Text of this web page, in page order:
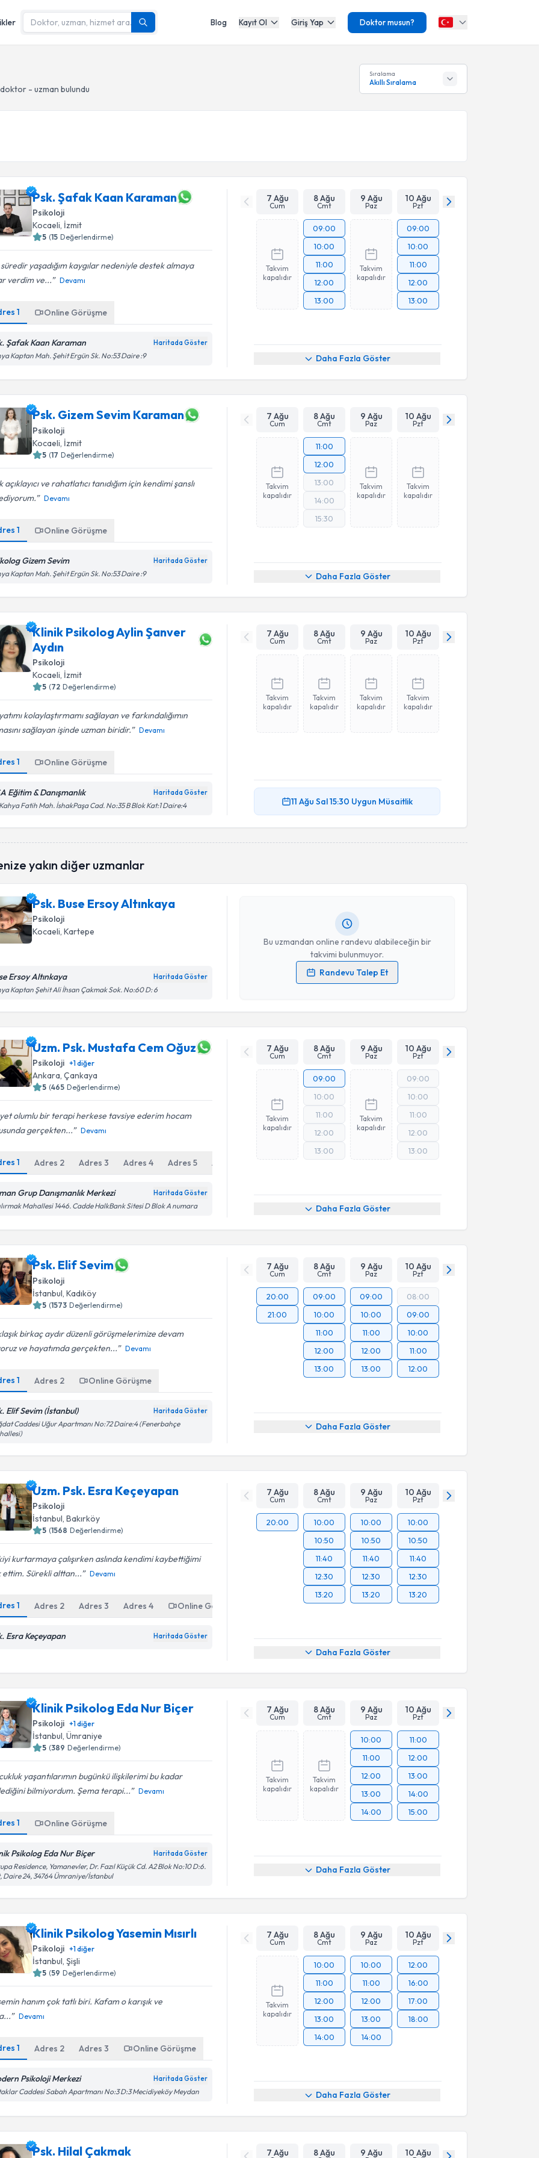
Blog Kayıt Ol Giriş Yap Doktor musun?
- uzman bulundu
Sıralama
Akıllı Sıralama
Psk. Şafak Kaan Karaman
Psikoloji
Kocaeli, İzmit
5 (15 Değerlendirme)
yaşadığım kaygılar nedeniyle destek almaya
verdim ve...
Devamı
1 Online Görüşme
Şafak Kaan Karaman Haritada Göster
Kaptan Mah. Şehit Ergün Sk. No:53 Daire :9
7 Ağu
Cum
8 Ağu
Cmt
9 Ağu
Paz
10 Ağu
Pzt
Takvim
kapalıdır
09:00
10:00
11:00
12:00
13:00
Takvim
kapalıdır
09:00
10:00
11:00
12:00
13:00
Daha Fazla Göster
Psk. Gizem Sevim Karaman
Psikoloji
Kocaeli , İzmit
5 (17 Değerlendirme)
açıklayıcı ve rahatlatıcı tanıdığım için kendimi şanslı
Devamı
1 Online Görüşme
Gizem Sevim Haritada Göster
Kaptan Mah. Şehit Ergün Sk. No:53 Daire :9
7 Ağu
Cum
8 Ağu
Cmt
9 Ağu
Paz
10 Ağu
Pzt
Takvim
kapalıdır
11:00
12:00
13:00
14:00
15:30
Takvim
kapalıdır
Takvim
kapalıdır
Daha Fazla Göster
Klinik Psikolog Aylin Şanver
Aydın
Psikoloji
Kocaeli, İzmit
5 (72 Değerlendirme)
kolaylaştırmamı sağlayan ve farkındalığımın
sağlayan işinde uzman biridir.
Devamı
1 Online Görüşme
Eğitim & Danışmanlık Haritada Göster
Fatih Mah. İshakPaşa Cad. No:35 B Blok Kat:1 Daire:4
7 Ağu
Cum
8 Ağu
Cmt
9 Ağu
Paz
10 Ağu
Pzt
Takvim
kapalıdır
Takvim
kapalıdır
Takvim
kapalıdır
Takvim
kapalıdır
11 Ağu Sal15:30 Uygun Müsaitlik
yakın diğer uzmanlar
Psk. Buse Ersoy Altınkaya
Psikoloji
Kocaeli, Kartepe
Ersoy Altınkaya Haritada Göster
Kaptan Şehit Ali İhsan Çakmak Sok. No:60 D: 6
Bu uzmandan online randevu alabileceğin bir
takvimi bulunmuyor.
Randevu Talep Et
Kişisel verilerimin işlenmesine ilişkinAydınlatma Metni
işlenmesini kabul ediyorum.
Takvim Talebini Gönder
Uzm. Psk. Mustafa Cem Oğuz
Psikoloji +1diğer
Ankara, Çankaya
5 (465 Değerlendirme)
olumlu bir terapi herkese tavsiye ederim hocam
gerçekten...
Devamı
1 Adres 2 Adres3 Adres4 Adres5 Adres Online Görüşme
Grup Danışmanlık Merkezi Haritada Göster
Mahallesi 1446. Cadde HalkBank Sitesi D Blok A numara
7 Ağu
Cum
8 Ağu
Cmt
9 Ağu
Paz
10 Ağu
Pzt
Takvim
kapalıdır
09:00
10:00
11:00
12:00
13:00
Takvim
kapalıdır
09:00
10:00
11:00
12:00
13:00
Daha Fazla Göster
Psk. Elif Sevim
Psikoloji
İstanbul , Kadıköy
5 (1573 Değerlendirme)
birkaç aydır düzenli görüşmelerimize devam
ve hayatımda gerçekten...
Devamı
1 Adres 2 Online Görüşme
Elif Sevim (İstanbul) Haritada Göster
Caddesi Uğur Apartmanı No:72 Daire:4 (Fenerbahçe
7 Ağu
Cum
8 Ağu
Cmt
9 Ağu
Paz
10 Ağu
Pzt
20:00
21:00
09:00
10:00
11:00
12:00
13:00
09:00
10:00
11:00
12:00
13:00
08:00
09:00
10:00
11:00
12:00
Daha Fazla Göster
Uzm. Psk. Esra Keçeyapan
Psikoloji
İstanbul , Bakırköy
5 (1568 Değerlendirme)
kurtarmaya çalışırken aslında kendimi kaybettiğimi
Sürekli alttan...
Devamı
1 Adres 2 Adres3 Adres4 Online Görüşme
Esra Keçeyapan Haritada Göster
7 Ağu
Cum
8 Ağu
Cmt
9 Ağu
Paz
10 Ağu
Pzt
20:00
10:00
10:50
11:40
12:30
13:20
10:00
10:50
11:40
12:30
13:20
10:00
10:50
11:40
12:30
13:20
Daha Fazla Göster
Klinik Psikolog Eda Nur Biçer
Psikoloji +1diğer
İstanbul, Ümraniye
5 (389 Değerlendirme)
yaşantılarımın bugünkü ilişkilerimi bu kadar
bilmiyordum. Şema terapi...
Devamı
1 Online Görüşme
Psikolog Eda Nur Biçer Haritada Göster
Residence, Yamanevler, Dr. Fazıl Küçük Cd. A2 Blok No:10 D:6.
Daire 24, 34764 Ümraniye/İstanbul
7 Ağu
Cum
8 Ağu
Cmt
9 Ağu
Paz
10 Ağu
Pzt
Takvim
kapalıdır
Takvim
kapalıdır
10:00
11:00
12:00
13:00
14:00
11:00
12:00
13:00
14:00
15:00
Daha Fazla Göster
Klinik Psikolog Yasemin Mısırlı
Psikoloji +1diğer
İstanbul, Şişli
5 (59 Değerlendirme)
hanım çok tatlı biri. Kafam o karışık ve
Devamı
1 Adres 2 Adres3 Online Görüşme
Psikoloji Merkezi Haritada Göster
Caddesi Sabah Apartmanı No:3 D:3 Mecidiyeköy Meydan
7 Ağu
Cum
8 Ağu
Cmt
9 Ağu
Paz
10 Ağu
Pzt
Takvim
kapalıdır
10:00
11:00
12:00
13:00
14:00
10:00
11:00
12:00
13:00
14:00
12:00
16:00
17:00
18:00
Daha Fazla Göster
Psk. Hilal Çakmak 7 Ağu 8 Ağu 9 Ağu 10 Ağu